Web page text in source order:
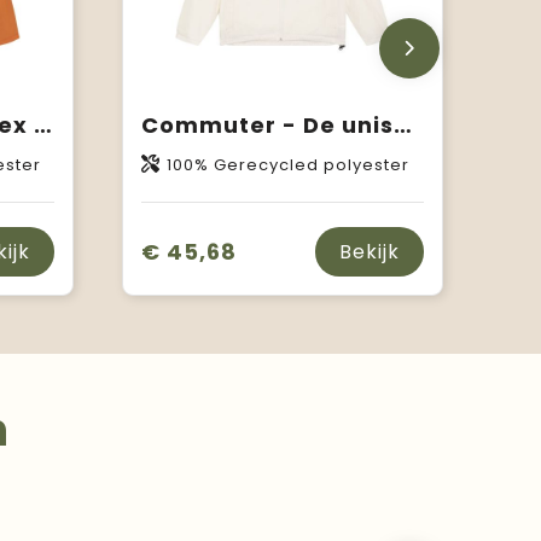
Coacher - De unisex coach jacket Commuter - De unisex multifunctionele jas
100% Gerecycled polyester
€ 45,68 Bekijk